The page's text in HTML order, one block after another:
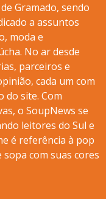
Gramado, sendo
a assuntos
moda e
No ar desde
parceiros e
cada um com
do site. Com
o SoupNews se
leitores do Sul e
é referência à pop
com suas cores